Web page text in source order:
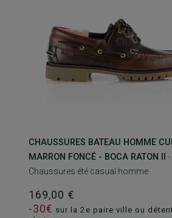
CHAUSSURES BATEAU HOMME
MARRON FONCÉ - BOCA RATON II
-
Chaussures été casual homme
169,00 €
-30€ sur la 2e paire ville ou